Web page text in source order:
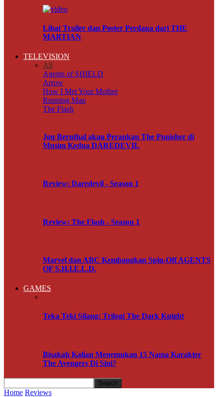
Lihat Trailer dan Poster Perdana dari THE
MARTIAN
TELEVISION
All
Agents of SHIELD
Arrow
How I Met Your Mother
Running Man
The Flash
Jon Bernthal akan Perankan The Punisher di
Musim Kedua DAREDEVIL
Review: Daredevil - Season 1
Review: The Flash - Season 1
Marvel dan ABC Kembangkan Spin-Off AGENTS
OF S.H.I.E.L.D.
GAMES
Teka Teki Silang: Trilogi The Dark Knight
Bisakah Kalian Menemukan 15 Nama Karakter
The Avengers Di Sini?
Home Reviews